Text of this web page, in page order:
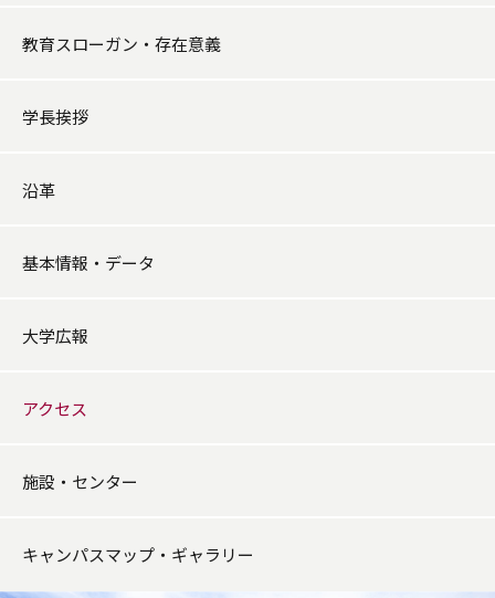
教育スローガン・存在意義
学長挨拶
沿革
基本情報・データ
大学広報
アクセス
施設・センター
キャンパスマップ・ギャラリー